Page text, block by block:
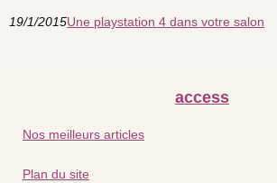
19/1/2015Une playstation 4 dans votre salon
access
Nos meilleurs articles
Plan du site